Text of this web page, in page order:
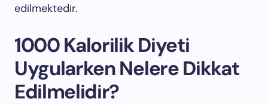
edilmektedir.
1000 Kalorilik Diyeti
Uygularken Nelere Dikkat
Edilmelidir?